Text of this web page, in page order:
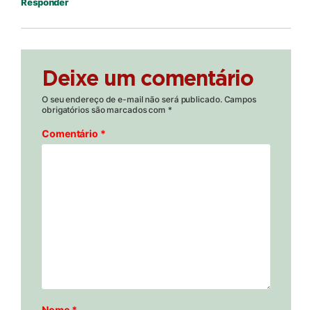
Deixe um comentário
O seu endereço de e-mail não será publicado. Campos
obrigatórios são marcados com *
Comentário *